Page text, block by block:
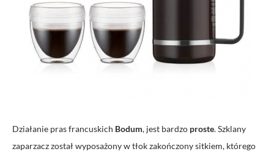
Działanie pras francuskich Bodum, jest bardzo proste. Szklany
zaparzacz został wyposażony w tłok zakończony sitkiem, którego